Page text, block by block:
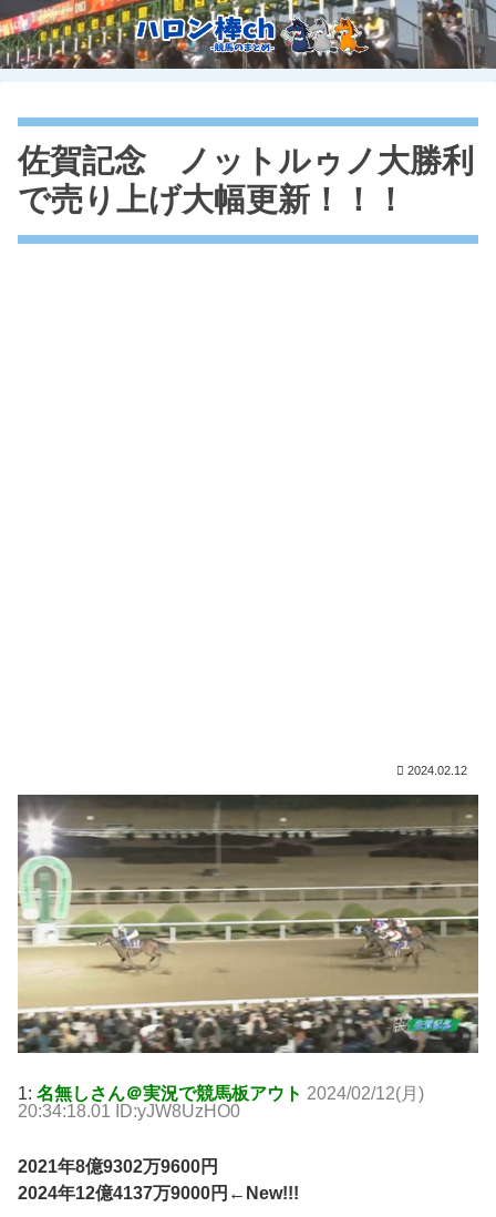
佐賀記念 ノットルゥノ大勝利
で売り上げ大幅更新！！！
2024.02.12
1: 名無しさん＠実況で競馬板アウト 2024/02/12(月)
20:34:18.01 ID:yJW8UzHO0
2021年8億9302万9600円
2024年12億4137万9000円←New!!!